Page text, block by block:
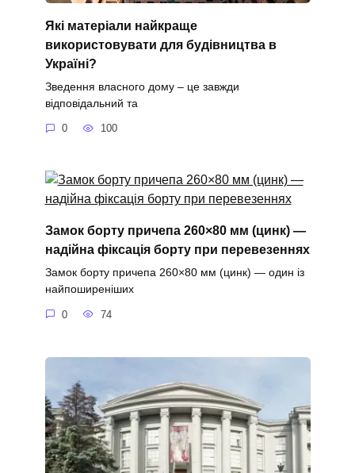
Які матеріали найкраще
використовувати для будівництва в
Україні?
Зведення власного дому – це завжди
відповідальний та
0 100
Замок борту причепа 260×80 мм (цинк) —
надійна фіксація борту при перевезеннях
Замок борту причепа 260×80 мм (цинк) — один із
найпоширеніших
0 74